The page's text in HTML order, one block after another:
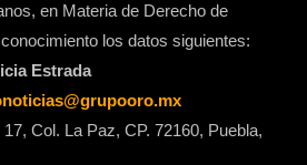
en Materia de Derecho de
los datos siguientes:
Estrada
Col. La Paz, CP. 72160, Puebla,